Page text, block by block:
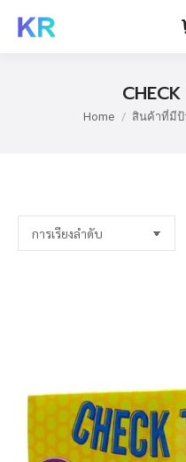
You are here:
Home สินค้าที่มีป้